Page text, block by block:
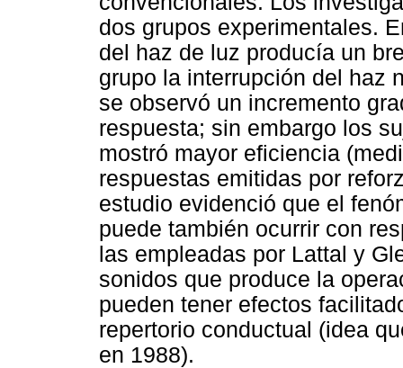
dos grupos experimentales.
del haz de luz producía un
grupo la interrupción del haz
se observó un incremento
respuesta; sin embargo los
mostró mayor eficiencia
respuestas emitidas por
estudio evidenció que el
puede también ocurrir con
las empleadas por Lattal y
sonidos que produce la
pueden tener efectos
repertorio conductual (idea
en 1988).